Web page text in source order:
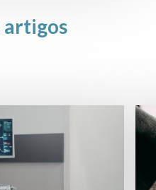
artigos